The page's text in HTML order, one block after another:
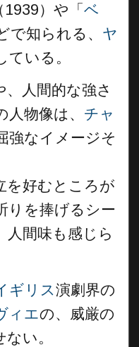
1939）や「 ベ
で知られる、 ヤ
ている。
人間的な強さ
人物像は、 チャ
強なイメージそ
を好むところが
りを捧げるシー
人間味も感じら
ギリス演劇界の
ィエの、威厳の
い。